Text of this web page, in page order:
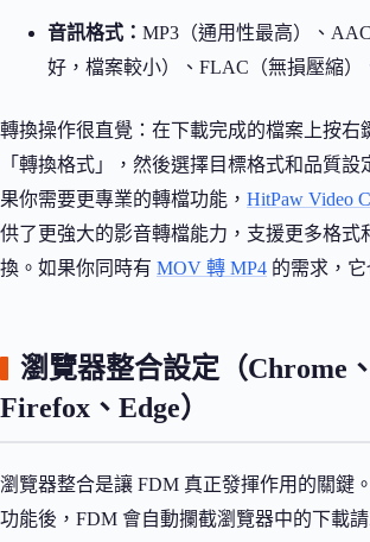
音訊格式： MP3（通用性最高）、
好，檔案較小）、FLAC（無損壓縮）
轉換操作很直覺：在下載完成的檔案上按右
「轉換格式」，然後選擇目標格式和品質設
果你需要更專業的轉檔功能， HitPaw Video
供了更強大的影音轉檔能力，支援更多格式
換。如果你同時有 MOV 轉 MP4 的需求，它
瀏覽器整合設定（Chrome、
Firefox、Edge）
瀏覽器整合是讓 FDM 真正發揮作用的關鍵
功能後，FDM 會自動攔截瀏覽器中的下載